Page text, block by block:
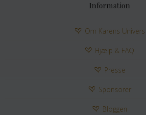
Information
Om Karens Univers
Hjælp & FAQ
Presse
Sponsorer
Bloggen